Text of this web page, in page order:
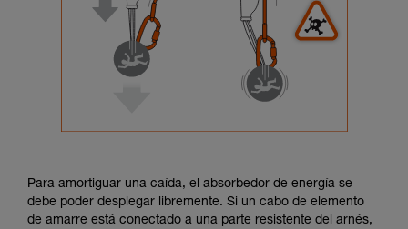
Para amortiguar una caída, el absorbedor de energía se
debe poder desplegar libremente. Si un cabo de elemento
de amarre está conectado a una parte resistente del arnés,